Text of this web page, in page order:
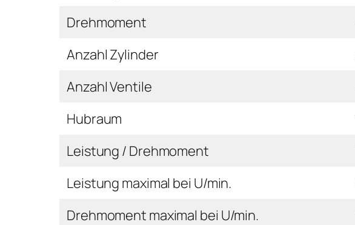
Drehmoment
Anzahl Zylinder
Anzahl Ventile
Hubraum
Leistung / Drehmoment
Leistung maximal bei U/min.
Drehmoment maximal bei U/min.